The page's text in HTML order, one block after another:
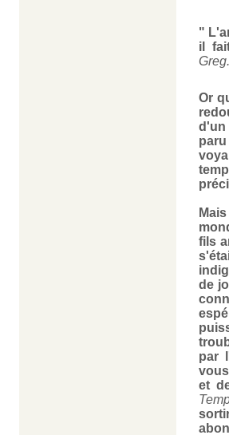
"
il
Or
d'un
fils
de
par
et